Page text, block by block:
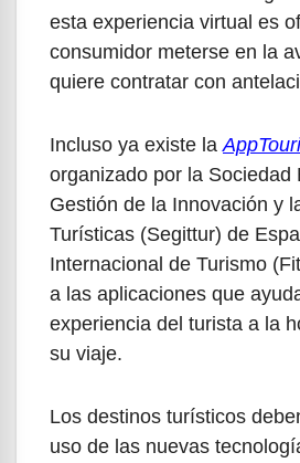
esta experiencia virtual es
consumidor meterse en la
quiere contratar con
Incluso ya existe la
organizado por la Sociedad
Gestión de la Innovación y
Turísticas (Segittur) de
Internacional de Turismo
a las aplicaciones que
experiencia del turista a la
su viaje.
Los destinos turísticos
uso de las nuevas